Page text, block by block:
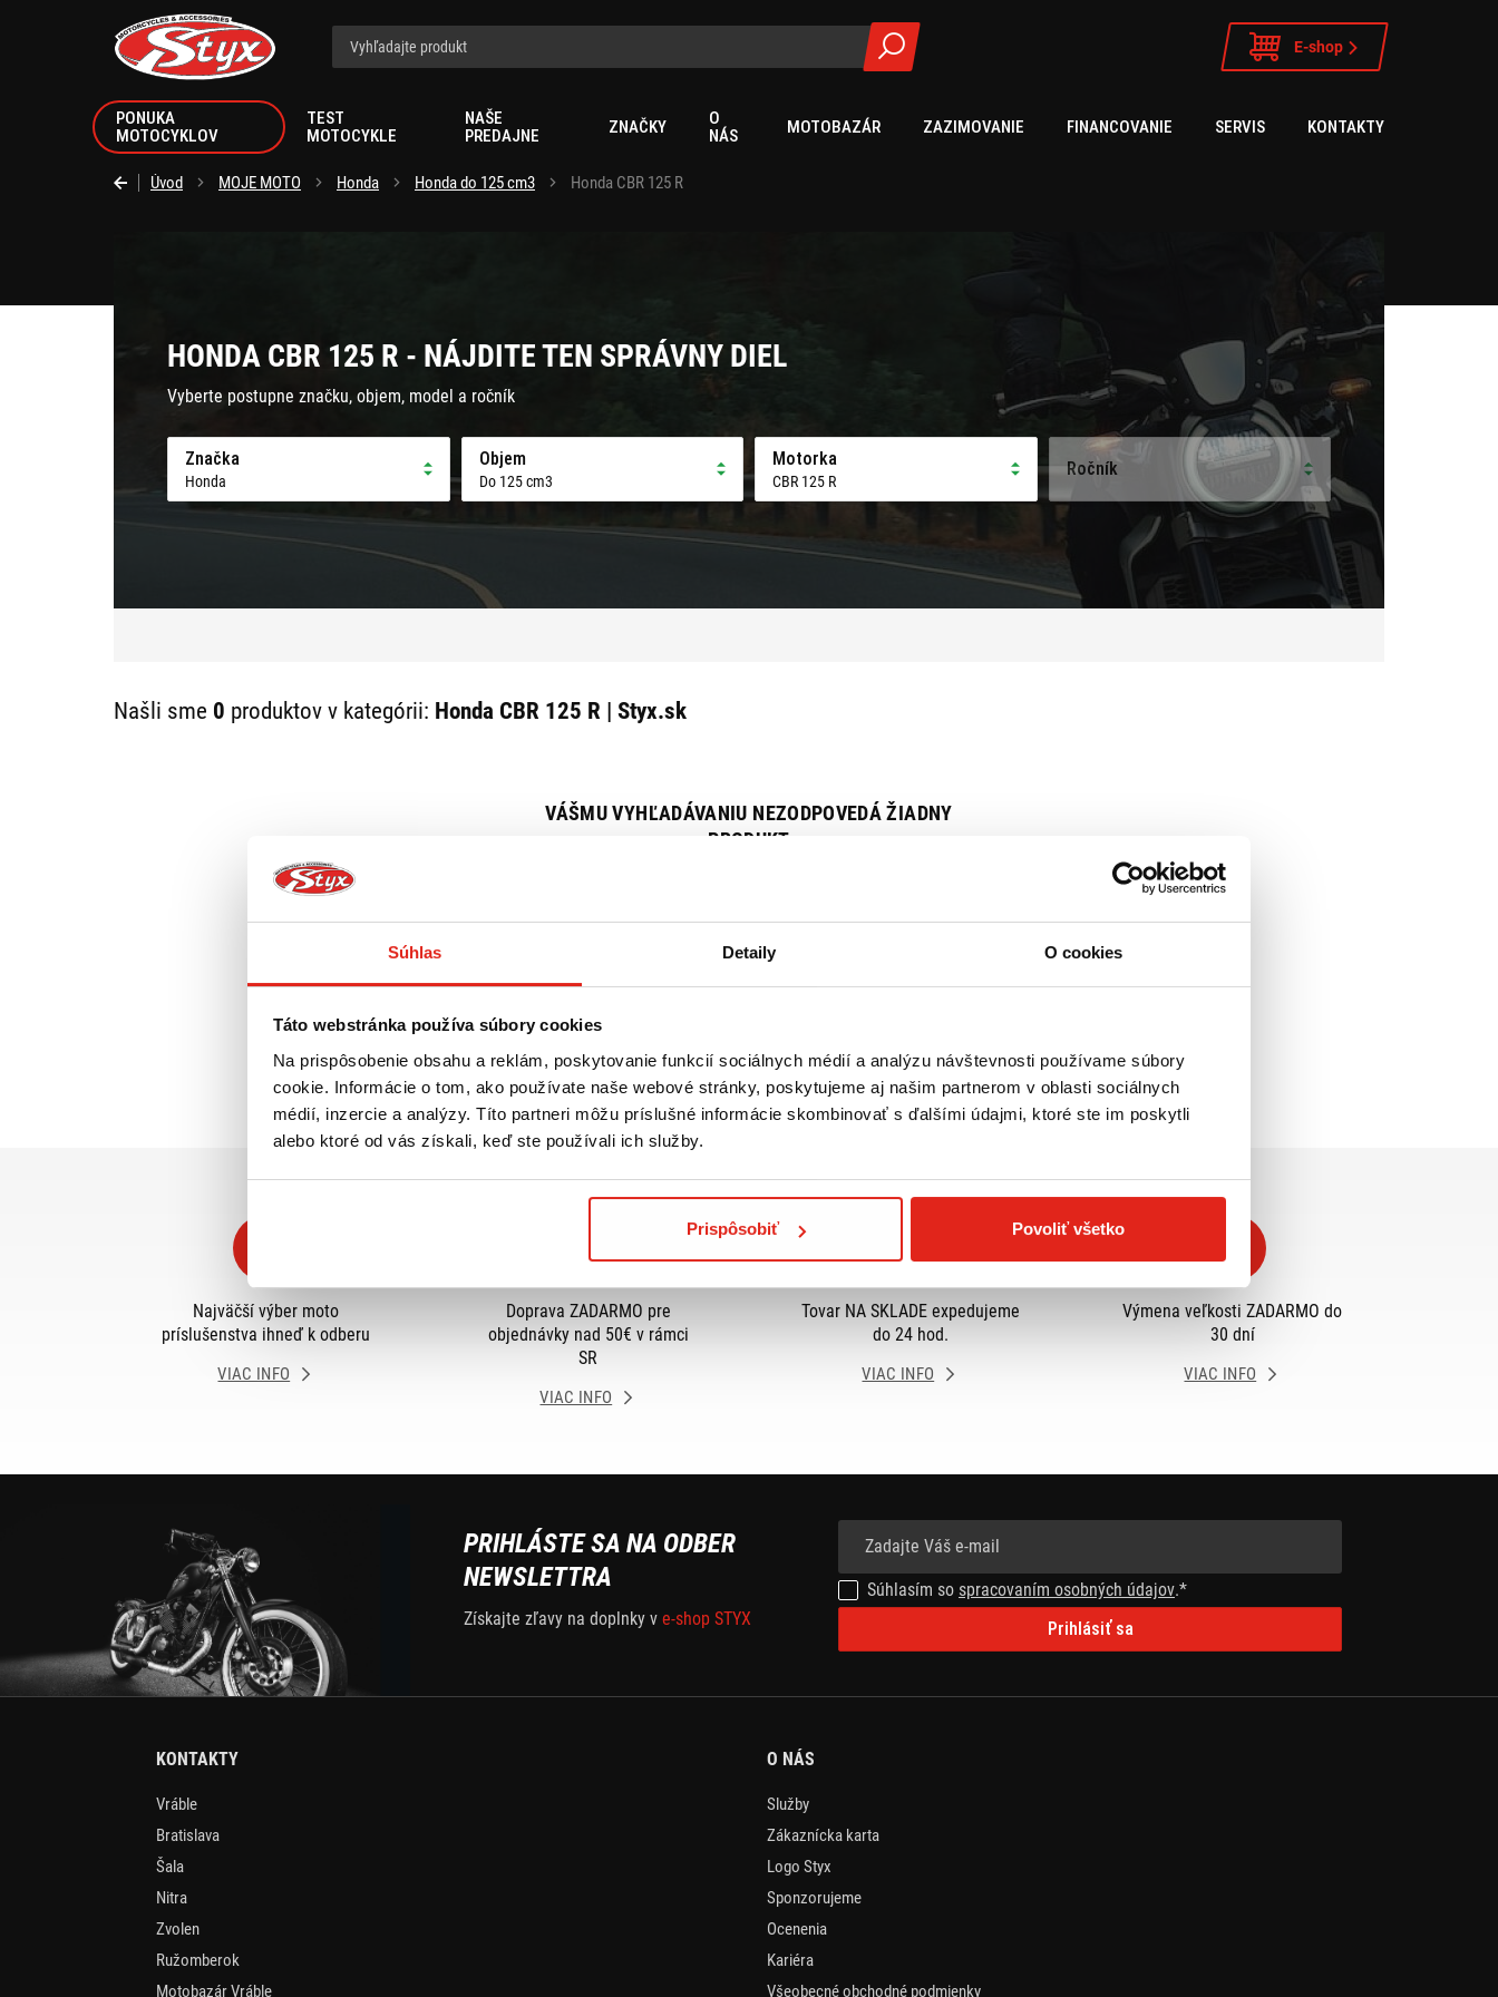
Súhlas Detaily O cookies
Táto webstránka používa súbory cookies
Na prispôsobenie obsahu a reklám, poskytovanie funkcií sociálnych médií a analýzu návštevnosti používame súbory
cookie. Informácie o tom, ako používate naše webové stránky, poskytujeme aj našim partnerom v oblasti sociálnych
médií, inzercie a analýzy. Títo partneri môžu príslušné informácie skombinovať s ďalšími údajmi, ktoré ste im poskytli
alebo ktoré od vás získali, keď ste používali ich služby.
Prispôsobiť Povoliť všetko
Styx.sk
E-shop
PONUKA
MOTOCYKLOV
TEST
MOTOCYKLE
NAŠE
PREDAJNE
ZNAČKY
O
NÁS
MOTOBAZÁR ZAZIMOVANIE FINANCOVANIE SERVIS KONTAKTY
Úvod MOJE MOTO Honda Honda do 125 cm3 Honda CBR 125 R
HONDA CBR 125 R - NÁJDITE TEN SPRÁVNY DIEL
Vyberte postupne značku, objem, model a ročník
Značka
Honda
Objem
Do 125 cm3
Motorka
CBR 125 R
Ročník
Našli sme 0 produktov v kategórii: Honda CBR 125 R | Styx.sk
VÁŠMU VYHĽADÁVANIU NEZODPOVEDÁ ŽIADNY
PRODUKT
Najväčší výber moto
príslušenstva ihneď k odberu
VIAC INFO
Doprava ZADARMO pre
objednávky nad 50€ v rámci
SR
VIAC INFO
Tovar NA SKLADE expedujeme
do 24 hod.
VIAC INFO
Výmena veľkosti ZADARMO do
30 dní
VIAC INFO
PRIHLÁSTE SA NA ODBER
NEWSLETTRA
Získajte zľavy na doplnky v e-shop STYX
Súhlasím so spracovaním osobných údajov.*
Prihlásiť sa
KONTAKTY
Vráble
Bratislava
Šala
Nitra
Zvolen
Ružomberok
Motobazár Vráble
O NÁS
Služby
Zákaznícka karta
Logo Styx
Sponzorujeme
Ocenenia
Kariéra
Všeobecné obchodné podmienky